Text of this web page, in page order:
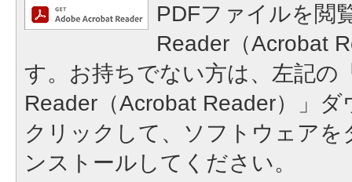
PDFファイルを閲
Reader（Acrobat
す。お持ちでない方は、左記の
Reader（Acrobat Reader）」
クリックして、ソフトウェア
ンストールしてください。